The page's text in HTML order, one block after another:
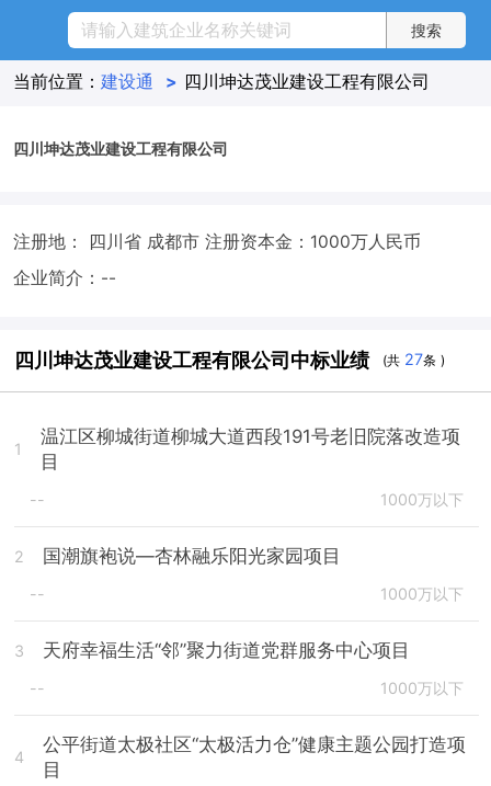
当前位置： 建设通 > 四川坤达茂业建设工程有限公司
四川坤达茂业建设工程有限公司
注册地： 四川省 成都市 注册资本金：1000万人民币
企业简介：--
四川坤达茂业建设工程有限公司中标业绩 (共 27条 )
1
温江区柳城街道柳城大道西段191号老旧院落改造项
目
-- 1000万以下
2 国潮旗袍说—杏林融乐阳光家园项目
-- 1000万以下
3 天府幸福生活“邻”聚力街道党群服务中心项目
-- 1000万以下
4
公平街道太极社区“太极活力仓”健康主题公园打造项
目